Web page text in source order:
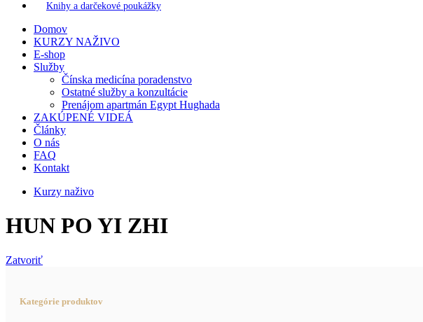
Knihy a darčekové poukážky
Domov
KURZY NAŽIVO
E-shop
Služby
Čínska medicína poradenstvo
Ostatné služby a konzultácie
Prenájom apartmán Egypt Hughada
ZAKÚPENÉ VIDEÁ
Články
O nás
FAQ
Kontakt
Kurzy naživo
HUN PO YI ZHI
Zatvoriť
Kategórie produktov